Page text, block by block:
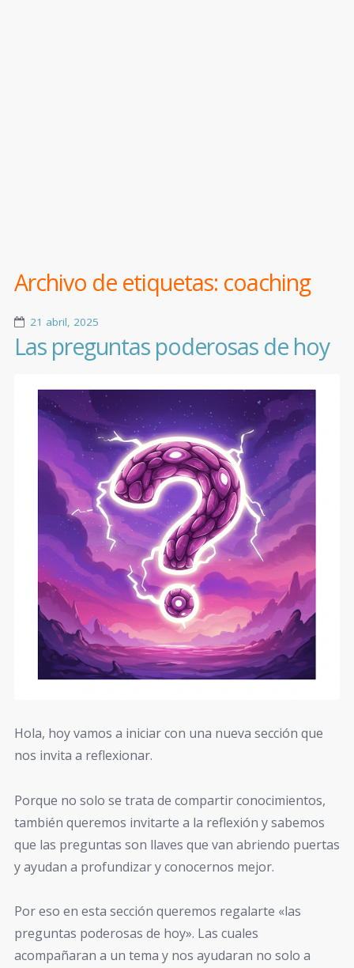
Archivo de etiquetas: coaching
21 abril, 2025
Las preguntas poderosas de hoy
Hola, hoy vamos a iniciar con una nueva sección que
nos invita a reflexionar.
Porque no solo se trata de compartir conocimientos,
también queremos invitarte a la reflexión y sabemos
que las preguntas son llaves que van abriendo puertas
y ayudan a profundizar y conocernos mejor.
Por eso en esta sección queremos regalarte «las
preguntas poderosas de hoy». Las cuales
acompañaran a un tema y nos ayudaran no solo a